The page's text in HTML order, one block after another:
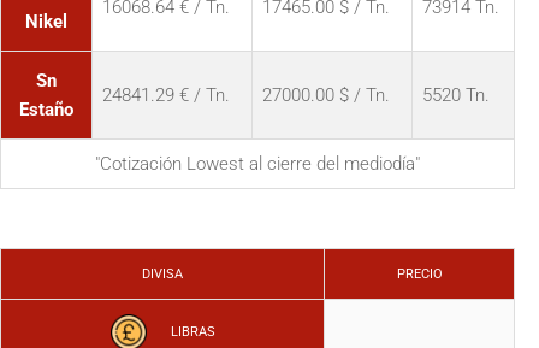
Nikel
16068.64 € / Tn. 17465.00 $ / Tn. 73914 Tn.
Sn
Estaño
24841.29 € / Tn. 27000.00 $ / Tn. 5520 Tn.
"Cotización Lowest al cierre del mediodía"
DIVISA PRECIO
LIBRAS